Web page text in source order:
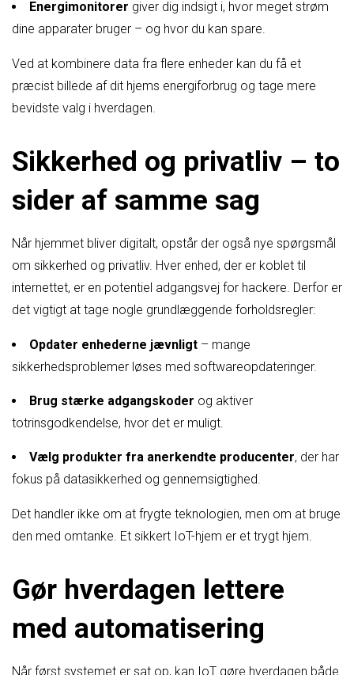
Energimonitorer giver dig indsigt i, hvor meget strøm
dine apparater bruger – og hvor du kan spare.
Ved at kombinere data fra flere enheder kan du få et
præcist billede af dit hjems energiforbrug og tage mere
bevidste valg i hverdagen.
Sikkerhed og privatliv – to
sider af samme sag
Når hjemmet bliver digitalt, opstår der også nye spørgsmål
om sikkerhed og privatliv. Hver enhed, der er koblet til
internettet, er en potentiel adgangsvej for hackere. Derfor er
det vigtigt at tage nogle grundlæggende forholdsregler:
Opdater enhederne jævnligt – mange
sikkerhedsproblemer løses med softwareopdateringer.
Brug stærke adgangskoder og aktiver
totrinsgodkendelse, hvor det er muligt.
Vælg produkter fra anerkendte producenter, der har
fokus på datasikkerhed og gennemsigtighed.
Det handler ikke om at frygte teknologien, men om at bruge
den med omtanke. Et sikkert IoT-hjem er et trygt hjem.
Gør hverdagen lettere
med automatisering
Når først systemet er sat op, kan IoT gøre hverdagen både